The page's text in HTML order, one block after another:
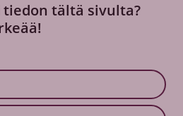
tältä sivulta?